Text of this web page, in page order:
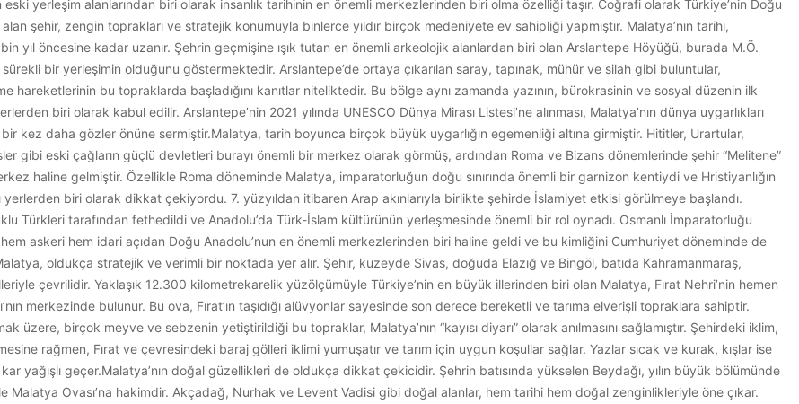
eski yerleşim alanlarından biri olarak insanlık tarihinin en önemli merkezlerinden biri olma özelliği taşır. Coğrafi olarak Türkiye’nin Doğu
şehir, zengin toprakları ve stratejik konumuyla binlerce yıldır birçok medeniyete ev sahipliği yapmıştır. Malatya’nın tarihi,
yıl öncesine kadar uzanır. Şehrin geçmişine ışık tutan en önemli arkeolojik alanlardan biri olan Arslantepe Höyüğü, burada M.Ö.
bir yerleşimin olduğunu göstermektedir. Arslantepe’de ortaya çıkarılan saray, tapınak, mühür ve silah gibi buluntular,
hareketlerinin bu topraklarda başladığını kanıtlar niteliktedir. Bu bölge aynı zamanda yazının, bürokrasinin ve sosyal düzenin ilk
biri olarak kabul edilir. Arslantepe’nin 2021 yılında UNESCO Dünya Mirası Listesi’ne alınması, Malatya’nın dünya uygarlıkları
bir kez daha gözler önüne sermiştir.Malatya, tarih boyunca birçok büyük uygarlığın egemenliği altına girmiştir. Hititler, Urartular,
gibi eski çağların güçlü devletleri burayı önemli bir merkez olarak görmüş, ardından Roma ve Bizans dönemlerinde şehir “Melitene”
haline gelmiştir. Özellikle Roma döneminde Malatya, imparatorluğun doğu sınırında önemli bir garnizon kentiydi ve Hristiyanlığın
yerlerden biri olarak dikkat çekiyordu. 7. yüzyıldan itibaren Arap akınlarıyla birlikte şehirde İslamiyet etkisi görülmeye başlandı.
Türkleri tarafından fethedildi ve Anadolu’da Türk-İslam kültürünün yerleşmesinde önemli bir rol oynadı. Osmanlı İmparatorluğu
askeri hem idari açıdan Doğu Anadolu’nun en önemli merkezlerinden biri haline geldi ve bu kimliğini Cumhuriyet döneminde de
oldukça stratejik ve verimli bir noktada yer alır. Şehir, kuzeyde Sivas, doğuda Elazığ ve Bingöl, batıda Kahramanmaraş,
çevrilidir. Yaklaşık 12.300 kilometrekarelik yüzölçümüyle Türkiye’nin en büyük illerinden biri olan Malatya, Fırat Nehri’nin hemen
merkezinde bulunur. Bu ova, Fırat’ın taşıdığı alüvyonlar sayesinde son derece bereketli ve tarıma elverişli topraklara sahiptir.
üzere, birçok meyve ve sebzenin yetiştirildiği bu topraklar, Malatya’nın “kayısı diyarı” olarak anılmasını sağlamıştır. Şehirdeki iklim,
rağmen, Fırat ve çevresindeki baraj gölleri iklimi yumuşatır ve tarım için uygun koşullar sağlar. Yazlar sıcak ve kurak, kışlar ise
yağışlı geçer.Malatya’nın doğal güzellikleri de oldukça dikkat çekicidir. Şehrin batısında yükselen Beydağı, yılın büyük bölümünde
Malatya Ovası’na hakimdir. Akçadağ, Nurhak ve Levent Vadisi gibi doğal alanlar, hem tarihi hem doğal zenginlikleriyle öne çıkar.